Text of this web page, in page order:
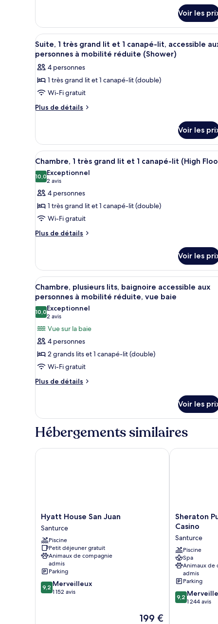
Two
Queen
Beds
With
Sofa
Bed-
High
Floor
type
de
chambre
Two
Queen
Beds
Sofa
Bed-
Floor
Voir les
Afficher
toutes
les
photos
pour
ce
type
Suite,
très
grand
lit
et
1
canapé-
lit,
personnes
mobilité
réduite
(Shower)
Une chambre d’hôtel
10
Suite, 1 très grand lit et 1 canapé-lit, accessible
personnes à mobilité réduite (Shower)
4 personnes
1 très grand lit et 1 canapé-lit (double)
Wi-Fi gratuit
Plus de détails
Plus
le
type
de
chambre
Suite,
très
grand
et
1
canapé-
aux
personnes
à
mobilité
réduite
(Shower)
Voir les
Afficher
toutes
les
photos
pour
ce
type
de
1
très
grand
lit
et
1
canapé-
lit
(High
Floor)
Une chambre d’hôtel
5
Chambre, 1 très grand lit et 1 canapé-lit (High
10,010,0 sur 10
Exceptionnel
2 avis
(2 avis)
4 personnes
1 très grand lit et 1 canapé-lit (double)
Wi-Fi gratuit
Plus de détails
Plus
le
type
de
chambre
Chambre,
1
très
grand
lit
et
canapé-
(High
Voir les
Afficher
toutes
les
photos
pour
ce
type
de
chambre :
Chambre,
baignoire
accessible
aux
personnes
Une chambre d’hôtel avec
6
Chambre, plusieurs lits, baignoire accessible aux
personnes à mobilité réduite, vue baie
10,010,0 sur 10
Exceptionnel
2 avis
(2 avis)
Vue sur la baie
4 personnes
2 grands lits et 1 canapé-lit (double)
Wi-Fi gratuit
Plus de détails
Plus
le
type
de
Chambre,
mobilité
réduite,
vue
baie
Voir les
Hébergements similaires
Hyatt
House
San
Juan
Santurce
Hyatt House San Juan
Santurce
Piscine
Petit déjeuner gratuit
Animaux de compagnie
admis
Parking
9.2
sur
9,2 Merveilleux
1 152 avis
Le
199 €
Hyatt House San Juan
Sheraton
Puerto
Resort
&
Casino
Santurce
Sheraton
Casino
Santurce
Piscine
Spa
Animaux de
admis
Parking
9.2
sur
9,2
1 244 avis
Sheraton